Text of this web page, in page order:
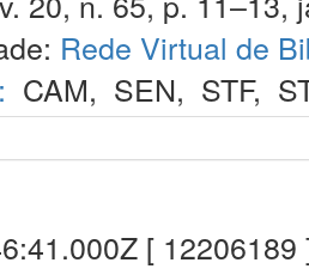
Rede Virtual de
CAM, SEN, STF,
[ 12206189